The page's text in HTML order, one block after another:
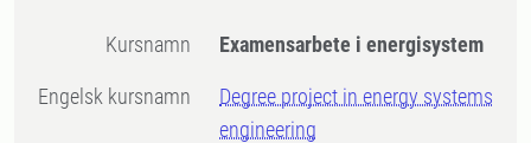
Kursnamn Examensarbete i energisystem
Engelsk kursnamn
Degree project in energy systems
engineering